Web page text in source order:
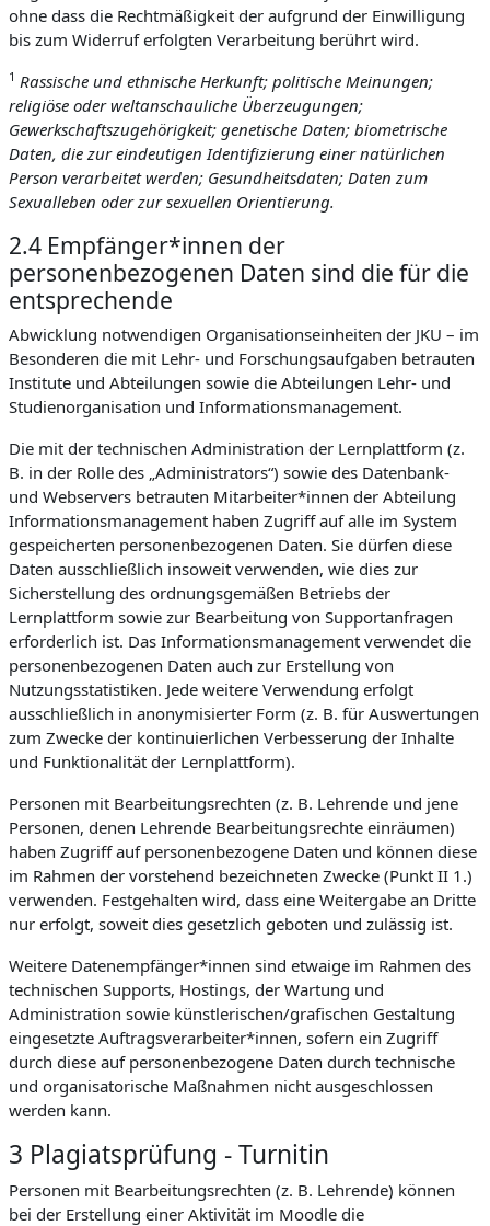
ohne dass die Rechtmäßigkeit der aufgrund der Einwilligung
bis zum Widerruf erfolgten Verarbeitung berührt wird.
1 Rassische und ethnische Herkunft; politische Meinungen;
religiöse oder weltanschauliche Überzeugungen;
Gewerkschaftszugehörigkeit; genetische Daten; biometrische
Daten, die zur eindeutigen Identifizierung einer natürlichen
Person verarbeitet werden; Gesundheitsdaten; Daten zum
Sexualleben oder zur sexuellen Orientierung.
2.4 Empfänger*innen der
personenbezogenen Daten sind die für die
entsprechende
Abwicklung notwendigen Organisationseinheiten der JKU – im
Besonderen die mit Lehr- und Forschungsaufgaben betrauten
Institute und Abteilungen sowie die Abteilungen Lehr- und
Studienorganisation und Informationsmanagement.
Die mit der technischen Administration der Lernplattform (z.
B. in der Rolle des „Administrators“) sowie des Datenbank-
und Webservers betrauten Mitarbeiter*innen der Abteilung
Informationsmanagement haben Zugriff auf alle im System
gespeicherten personenbezogenen Daten. Sie dürfen diese
Daten ausschließlich insoweit verwenden, wie dies zur
Sicherstellung des ordnungsgemäßen Betriebs der
Lernplattform sowie zur Bearbeitung von Supportanfragen
erforderlich ist. Das Informationsmanagement verwendet die
personenbezogenen Daten auch zur Erstellung von
Nutzungsstatistiken. Jede weitere Verwendung erfolgt
ausschließlich in anonymisierter Form (z. B. für Auswertungen
zum Zwecke der kontinuierlichen Verbesserung der Inhalte
und Funktionalität der Lernplattform).
Personen mit Bearbeitungsrechten (z. B. Lehrende und jene
Personen, denen Lehrende Bearbeitungsrechte einräumen)
haben Zugriff auf personenbezogene Daten und können diese
im Rahmen der vorstehend bezeichneten Zwecke (Punkt II 1.)
verwenden. Festgehalten wird, dass eine Weitergabe an Dritte
nur erfolgt, soweit dies gesetzlich geboten und zulässig ist.
Weitere Datenempfänger*innen sind etwaige im Rahmen des
technischen Supports, Hostings, der Wartung und
Administration sowie künstlerischen/grafischen Gestaltung
eingesetzte Auftragsverarbeiter*innen, sofern ein Zugriff
durch diese auf personenbezogene Daten durch technische
und organisatorische Maßnahmen nicht ausgeschlossen
werden kann.
3 Plagiatsprüfung - Turnitin
Personen mit Bearbeitungsrechten (z. B. Lehrende) können
bei der Erstellung einer Aktivität im Moodle die